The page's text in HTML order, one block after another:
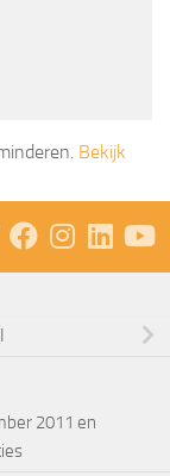
Bekijk
2011 en